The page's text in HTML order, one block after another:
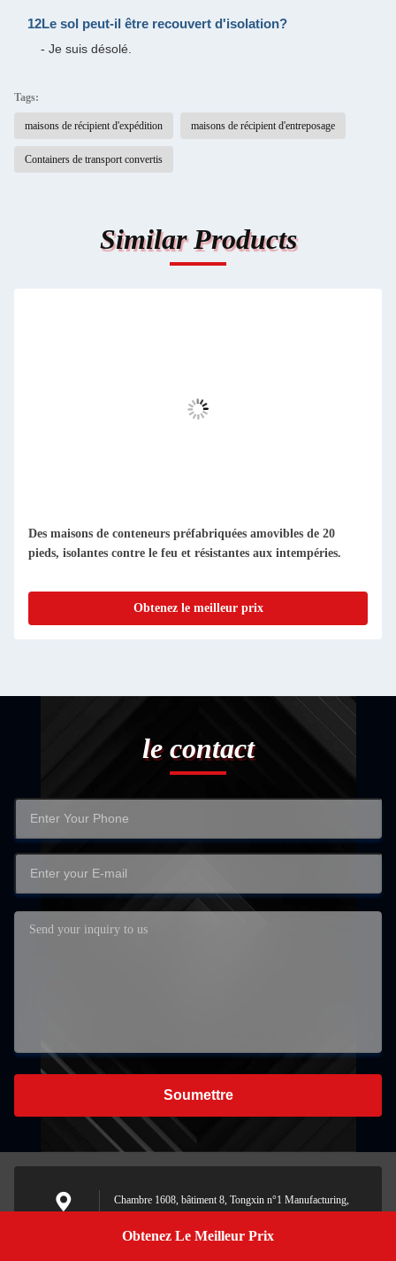
12Le sol peut-il être recouvert d'isolation?
- Je suis désolé.
Tags:
maisons de récipient d'expédition maisons de récipient d'entreposage
Containers de transport convertis
Obtenez Le Meilleur Prix
Similar Products
Des maisons en conteneurs préfabriqués compacts et amovibles
Facile à nettoyer et à l'épreuve de la poussière
Obtenez le meilleur prix
le contact
Soumettre
Chambre 1608, bâtiment 8, Tongxin n°1 Manufacturing,
Get A Quote